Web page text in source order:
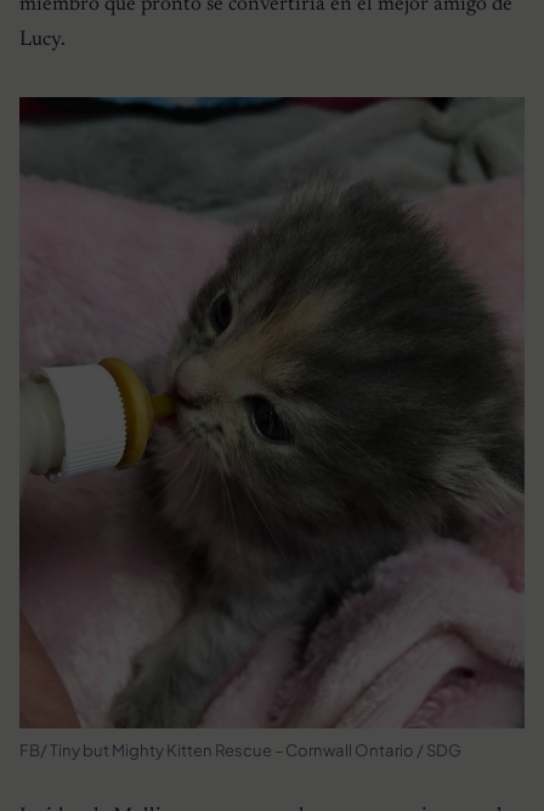
miembro que pronto se convertiría en el mejor amigo de
Lucy.
FB/ Tiny but Mighty Kitten Rescue – Cornwall Ontario / SDG